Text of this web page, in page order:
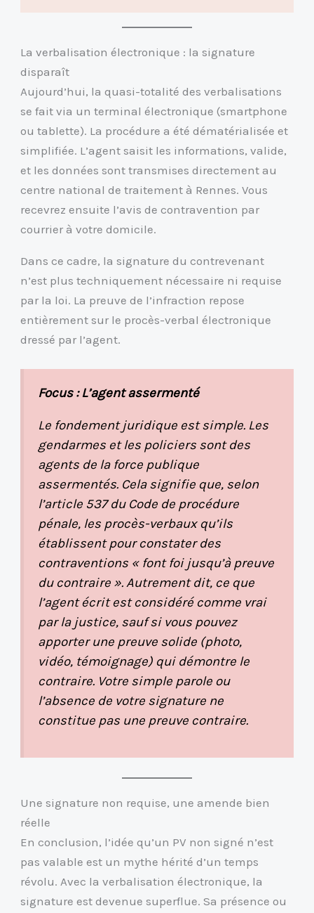
La verbalisation électronique : la signature
disparaît
Aujourd’hui, la quasi-totalité des verbalisations
se fait via un terminal électronique (smartphone
ou tablette). La procédure a été dématérialisée et
simplifiée. L’agent saisit les informations, valide,
et les données sont transmises directement au
centre national de traitement à Rennes. Vous
recevrez ensuite l’avis de contravention par
courrier à votre domicile.
Dans ce cadre, la signature du contrevenant
n’est plus techniquement nécessaire ni requise
par la loi. La preuve de l’infraction repose
entièrement sur le procès-verbal électronique
dressé par l’agent.
Focus : L’agent assermenté
Le fondement juridique est simple. Les
gendarmes et les policiers sont des
agents de la force publique
assermentés. Cela signifie que, selon
l’article 537 du Code de procédure
pénale, les procès-verbaux qu’ils
établissent pour constater des
contraventions « font foi jusqu’à preuve
du contraire ». Autrement dit, ce que
l’agent écrit est considéré comme vrai
par la justice, sauf si vous pouvez
apporter une preuve solide (photo,
vidéo, témoignage) qui démontre le
contraire. Votre simple parole ou
l’absence de votre signature ne
constitue pas une preuve contraire.
Une signature non requise, une amende bien
réelle
En conclusion, l’idée qu’un PV non signé n’est
pas valable est un mythe hérité d’un temps
révolu. Avec la verbalisation électronique, la
signature est devenue superflue. Sa présence ou